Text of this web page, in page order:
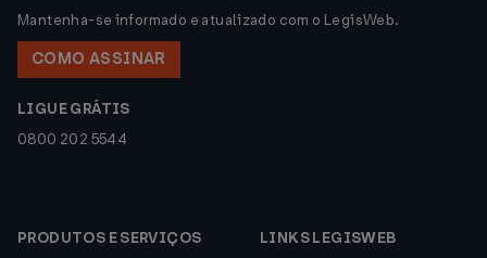
Mantenha-se informado e atualizado com o LegisWeb.
COMO ASSINAR
LIGUE GRÁTIS
0800 202 5544
PRODUTOS E SERVIÇOS
LINKS LEGISWEB